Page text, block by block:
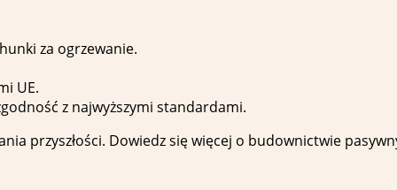
za ogrzewanie.
UE.
z najwyższymi standardami.
przyszłości. Dowiedz się więcej o budownictwie